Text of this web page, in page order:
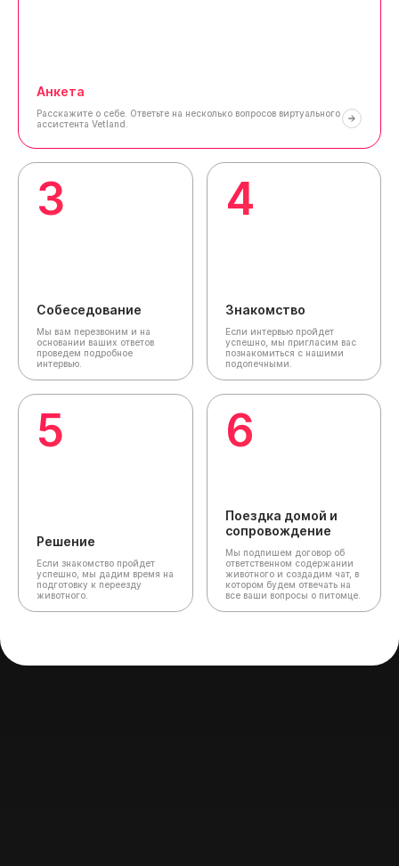
Анкета
Расскажите о себе. Ответьте на несколько вопросов виртуального
ассистента Vetland.
3
Собеседование
Мы вам перезвоним и на
основании ваших ответов
проведем подробное
интервью.
4
Знакомство
Если интервью пройдет
успешно, мы пригласим вас
познакомиться с нашими
подопечными.
5
Решение
Если знакомство пройдет
успешно, мы дадим время на
подготовку к переезду
животного.
6
Поездка домой и
сопровождение
Мы подпишем договор об
ответственном содержании
животного и создадим чат, в
котором будем отвечать на
все ваши вопросы о питомце.